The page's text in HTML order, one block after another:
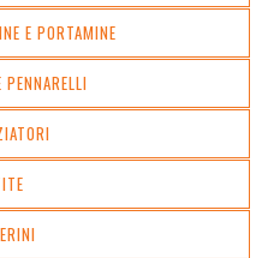
E PORTAMINE